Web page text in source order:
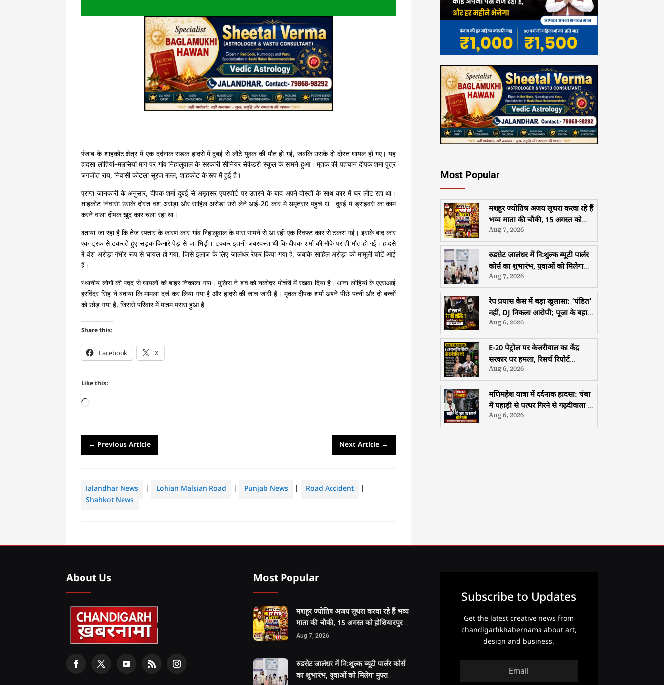
पंजाब के शाहकोट क्षेत्र में एक दर्दनाक सड़क हादसे में दुबई से लौटे युवक की मौत हो गई, जबकि उसके दो दोस्त घायल हो गए। यह
हादसा लोहियां–मलसियां मार्ग पर गांव निहालुवाल के सरकारी सीनियर सेकेंडरी स्कूल के सामने हुआ। मृतक की पहचान दीपक शर्मा पुत्र
जगजीत राय, निवासी कोटला सूरज मल्ल, शाहकोट के रूप में हुई है।
प्राप्त जानकारी के अनुसार, दीपक शर्मा दुबई से अमृतसर एयरपोर्ट पर उतरने के बाद अपने दोस्तों के साथ कार में घर लौट रहा था।
शाहकोट निवासी उसके दोस्त वंश अरोड़ा और साहिल अरोड़ा उसे लेने आई-20 कार में अमृतसर पहुंचे थे। दुबई में ड्राइवरी का काम
करने वाला दीपक खुद कार चला रहा था।
बताया जा रहा है कि तेज रफ्तार के कारण कार गांव निहालुवाल के पास सामने से आ रही एक स्विफ्ट कार से टकरा गई। इसके बाद कार
एक ट्रक से टकराते हुए सड़क किनारे पेड़ से जा भिड़ी। टक्कर इतनी जबरदस्त थी कि दीपक शर्मा की मौके पर ही मौत हो गई। हादसे
में वंश अरोड़ा गंभीर रूप से घायल हो गया, जिसे इलाज के लिए जालंधर रेफर किया गया है, जबकि साहिल अरोड़ा को मामूली चोटें आई
हैं।
स्थानीय लोगों की मदद से घायलों को बाहर निकाला गया। पुलिस ने शव को नकोदर मोर्चरी में रखवा दिया है। थाना लोहियां के एएसआई
हरविंदर सिंह ने बताया कि मामला दर्ज कर लिया गया है और हादसे की जांच जारी है। मृतक दीपक शर्मा अपने पीछे पत्नी और दो बच्चों
को छोड़ गया है, जिससे परिवार में मातम पसरा हुआ है।
Share this:
Facebook X
Like this:
Loading…
← Previous Article Next Article →
Jalandhar News Lohian Malsian Road Punjab News Road Accident
Shahkot News
Most Popular
मशहूर ज्योतिष अजय लूथरा करवा रहे हैं
भव्य माता की चौकी, 15 अगस्त को
होशियारपुर में सजेगा विशाल धार्मिक
समागम
Aug 7, 2026
रुडसेट जालंधर में निःशुल्क ब्यूटी पार्लर
कोर्स का शुभारंभ, युवाओं को मिलेगा
मुफ्त प्रशिक्षण, हॉस्टल और भोजन की
सुविधा
Aug 7, 2026
रेप प्रयास केस में बड़ा खुलासा: ‘पंडित’
नहीं, DJ निकला आरोपी; पूजा के बहाने
युवती से दुष्कर्म की कोशिश
Aug 6, 2026
E-20 पेट्रोल पर केजरीवाल का केंद्र
सरकार पर हमला, रिसर्च रिपोर्ट
सार्वजनिक करने की चुनौती
Aug 6, 2026
मणिमहेश यात्रा में दर्दनाक हादसा: चंबा
में पहाड़ी से पत्थर गिरने से गढ़दीवाला के
श्रद्धालु की मौत
Aug 6, 2026
About Us Most Popular
मशहूर ज्योतिष अजय लूथरा करवा रहे हैं भव्य
माता की चौकी, 15 अगस्त को होशियारपुर में
सजेगा विशाल धार्मिक समागम
Aug 7, 2026
रुडसेट जालंधर में निःशुल्क ब्यूटी पार्लर कोर्स
का शुभारंभ, युवाओं को मिलेगा मुफ्त
Subscribe to Updates
Get the latest creative news from
chandigarhkhabernama about art,
design and business.